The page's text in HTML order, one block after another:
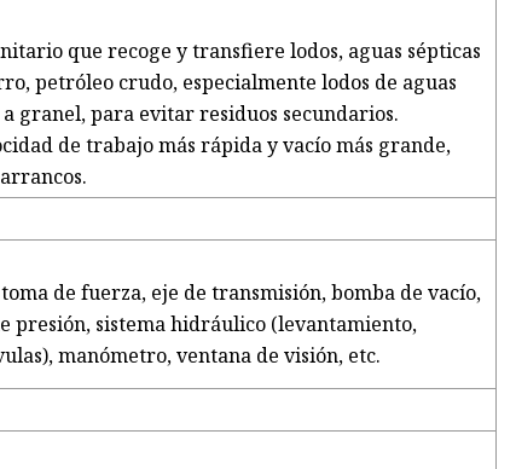
que recoge y transfiere lodos, aguas sépticas
petróleo crudo, especialmente lodos de aguas
granel, para evitar residuos secundarios.
de trabajo más rápida y vacío más grande,
de fuerza, eje de transmisión, bomba de vacío,
presión, sistema hidráulico (levantamiento,
manómetro, ventana de visión, etc.